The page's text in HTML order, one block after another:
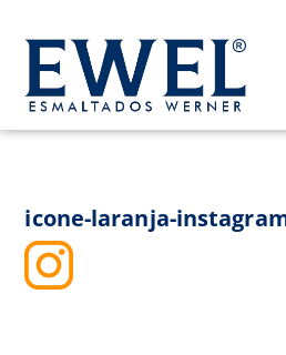
content
icone-laranja-